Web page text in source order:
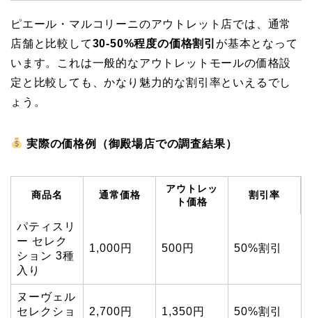
ピエール・マルコリーニのアウトレット店では、通常
店舗と比較して30-50%程度の価格割引 が基本となって
います。これは一般的なアウトレットモールの価格設
定と比較しても、かなり魅力的な割引率といえるでし
ょう。
実際の価格例（御殿場店での調査結果）
商品名 通常価格
アウトレッ
ト価格
割引率
パティスリ
ー セレク
ション 3種
入り
1,000円 500円 50%割引
ヌーヴェル
セレクショ
2,700円 1,350円 50%割引